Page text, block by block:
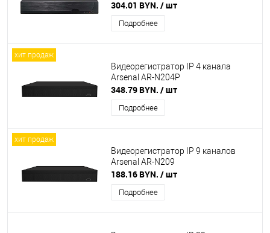
304.01 BYN. / шт
Подробнее
хит продаж
Видеорегистратор IP 4 канала
Arsenal AR-N204P
348.79 BYN. / шт
Подробнее
хит продаж
Видеорегистратор IP 9 каналов
Arsenal AR-N209
188.16 BYN. / шт
Подробнее